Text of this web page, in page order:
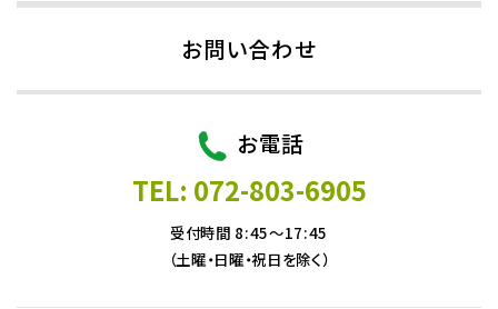
お問い合わせ
お電話
TEL: 072-803-6905
受付時間 8:45～17:45
（土曜・日曜・祝日を除く）